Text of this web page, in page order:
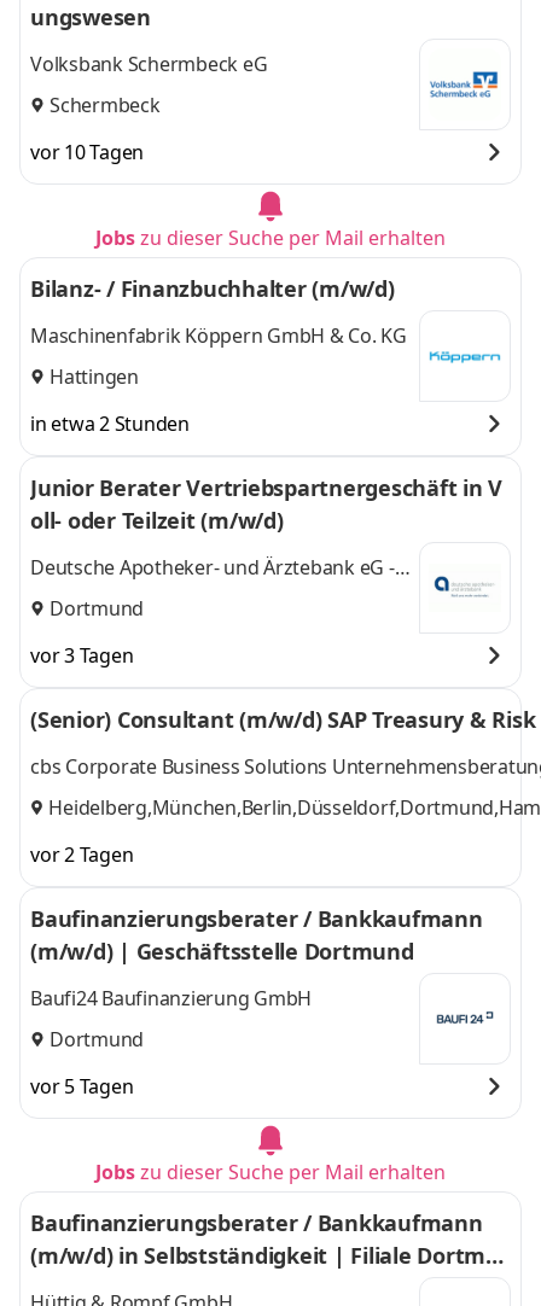
ungswesen
Volksbank Schermbeck eG
Schermbeck
vor 10 Tagen
Jobszu dieser Suche per Mail erhalten
Bilanz- / Finanzbuchhalter (m/w/d)
Maschinenfabrik Köppern GmbH & Co. KG
Hattingen
in etwa 2 Stunden
Junior Berater Vertriebspartnergeschäft in V
oll- oder Teilzeit (m/w/d)
Deutsche Apotheker- und Ärztebank eG -
apoBank
Dortmund
vor 3 Tagen
(Senior) Consultant (m/w/d) SAP Treasury &
cbs Corporate Business Solutions
vor 2 Tagen
Baufinanzierungsberater / Bankkaufmann
(m/w/d) | Geschäftsstelle Dortmund
Baufi24 Baufinanzierung GmbH
Dortmund
vor 5 Tagen
Jobszu dieser Suche per Mail erhalten
Baufinanzierungsberater / Bankkaufmann
(m/w/d) in Selbstständigkeit | Filiale Dortmu
nd